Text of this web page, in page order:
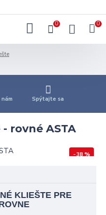
0 0
Spýtajte sa
rovné ASTA
-38 %
KLIEŠTE PRE